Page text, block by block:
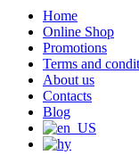
Home
Online Shop
Promotions
Terms and
About us
Contacts
Blog